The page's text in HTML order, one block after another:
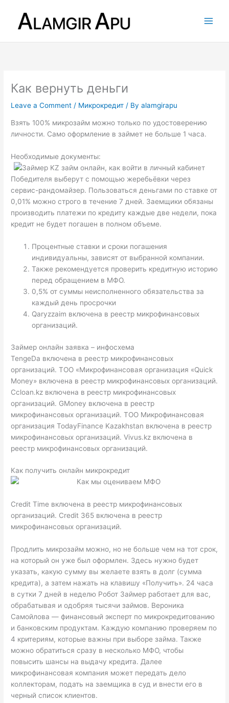
content
Как вернуть деньги
Leave a Comment / Микрокредит / Byalamgirapu
Взять 100% микрозайм можно только по удостоверению
личности. Само оформление в займет не больше 1 часа.
Необходимые документы:
Победителя выберут с помощью жеребьёвки через
сервис-рандомайзер. Пользоваться деньгами по ставке от
0,01% можно строго в течение 7 дней. Заемщики обязаны
производить платежи по кредиту каждые две недели, пока
кредит не будет погашен в полном объеме.
Процентные ставки и сроки погашения
индивидуальны, зависят от выбранной компании.
Также рекомендуется проверить кредитную историю
перед обращением в МФО.
0,5% от суммы неисполненного обязательства за
каждый день просрочки
Qaryzzaim включена в реестр микрофинансовых
организаций.
Займер онлайн заявка – инфосхема
TengeDa включена в реестр микрофинансовых
организаций. ТОО «Микрофинансовая организация «Quick
Money» включена в реестр микрофинансовых организаций.
Ccloan.kz включена в реестр микрофинансовых
организаций. GMoney включена в реестр
микрофинансовых организаций. ТОО Микрофинансовая
организация TodayFinance Kazakhstan включена в реестр
микрофинансовых организаций. Vivus.kz включена в
реестр микрофинансовых организаций.
Как получить онлайн микрокредит
Credit Time включена в реестр микрофинансовых
организаций. Credit 365 включена в реестр
микрофинансовых организаций.
Продлить микрозайм можно, но не больше чем на тот срок,
на который он уже был оформлен. Здесь нужно будет
указать, какую сумму вы желаете взять в долг (сумма
кредита), а затем нажать на клавишу «Получить». 24 часа
в сутки 7 дней в неделю Робот Займер работает для вас,
обрабатывая и одобряя тысячи займов. Вероника
Самойлова — финансовый эксперт по микрокредитованию
и банковским продуктам. Каждую компанию проверяем по
4 критериям, которые важны при выборе займа. Также
можно обратиться сразу в несколько МФО, чтобы
повысить шансы на выдачу кредита. Далее
микрофинансовая компания может передать дело
коллекторам, подать на заемщика в суд и внести его в
черный список клиентов.